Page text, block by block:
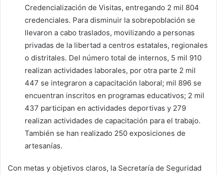
Credencialización de Visitas, entregando 2 mil 804
credenciales. Para disminuir la sobrepoblación se
llevaron a cabo traslados, movilizando a personas
privadas de la libertad a centros estatales, regionales
o distritales. Del número total de internos, 5 mil 910
realizan actividades laborales, por otra parte 2 mil
447 se integraron a capacitación laboral; mil 896 se
encuentran inscritos en programas educativos; 2 mil
437 participan en actividades deportivas y 279
realizan actividades de capacitación para el trabajo.
También se han realizado 250 exposiciones de
artesanías.
Con metas y objetivos claros, la Secretaría de Seguridad